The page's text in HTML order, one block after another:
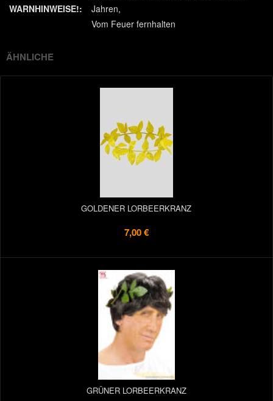
WARNHINWEISE!:
Jahren
Vom Feuer fernhalten
ÄHNLICHE
GOLDENER LORBEERKRANZ
7,00 €
GRÜNER LORBEERKRANZ